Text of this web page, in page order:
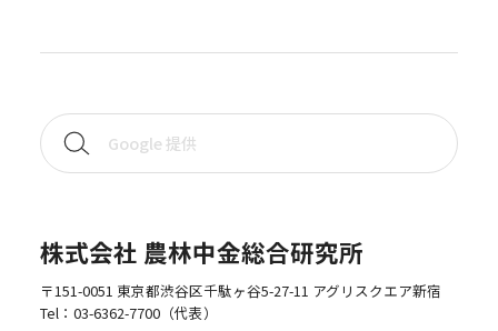
株式会社 農林中金総合研究所
〒151-0051 東京都渋谷区千駄ヶ谷5-27-11 アグリスクエア新宿
Tel： 03-6362-7700（代表）